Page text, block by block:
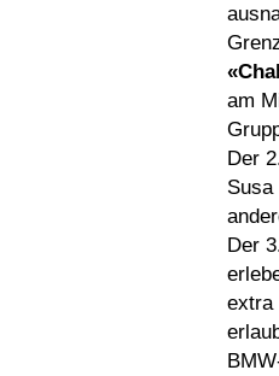
am
Der
Susa
Der
extra